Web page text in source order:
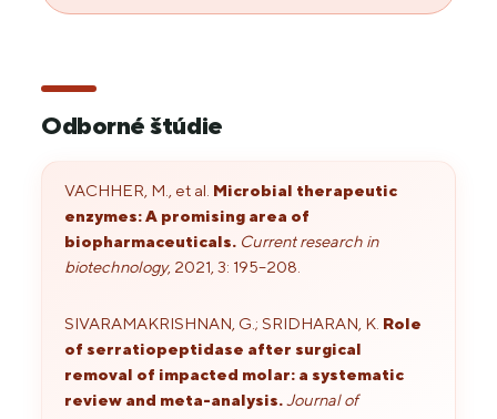
Odborné štúdie
VACHHER, M., et al. Microbial therapeutic
enzymes: A promising area of
biopharmaceuticals. Current research in
biotechnology, 2021, 3: 195–208.
SIVARAMAKRISHNAN, G.; SRIDHARAN, K. Role
of serratiopeptidase after surgical
removal of impacted molar: a systematic
review and meta-analysis.Journal of